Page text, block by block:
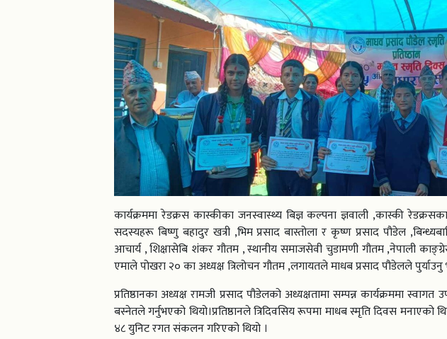
कार्यक्रममा रेडक्रस कास्कीका जनस्वास्थ्य बिज्ञ कल्पना ज्ञवाली ,कास्की
सदस्यहरू बिष्णु बहादुर खत्री ,भिम प्रसाद बास्तोला र कृष्ण प्रसाद पौडेल
आचार्य , शिक्षासेबि शंकर गौतम , स्थानीय समाजसेवी चुडामणी गौतम ,नेपाली
एमाले पोखरा २० का अध्यक्ष त्रिलोचन गौतम ,लगायतले माधब प्रसाद पौडेलले पुर्याउनु
प्रतिष्ठानका अध्यक्ष रामजी प्रसाद पौडेलको अध्यक्षतामा सम्पन्न कार्यक्रममा
बस्नेतले गर्नुभएको थियो।प्रतिष्ठानले त्रिदिवसिय रूपमा माधब स्मृति दिवस
४८ युनिट रगत संकलन गरिएको थियो ।